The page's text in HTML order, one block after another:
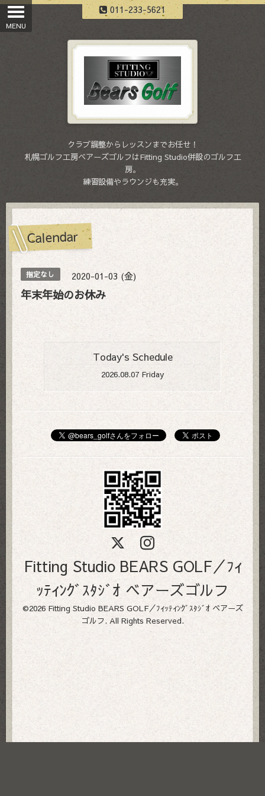
011-233-5621
クラブ調整からレッスンまでお任せ！
札幌ゴルフ工房ベアーズゴルフはFitting Studio併設のゴルフ工
房。
練習設備やラウンジも充実。
Calendar
指定なし 2020-01-03 (金)
年末年始のお休み
Today's Schedule
2026.08.07 Friday
Fitting Studio BEARS GOLF／ﾌｨ
ｯﾃｨﾝｸﾞｽﾀｼﾞｵ ベアーズゴルフ
©2026 Fitting Studio BEARS GOLF／ﾌｨｯﾃｨﾝｸﾞｽﾀｼﾞｵ ベアーズ
ゴルフ. All Rights Reserved.